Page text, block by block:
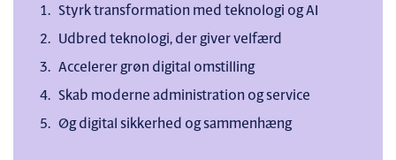
Styrk transformation med teknologi og AI
Udbred teknologi, der giver velfærd
Accelerer grøn digital omstilling
Skab moderne administration og service
Øg digital sikkerhed og sammenhæng